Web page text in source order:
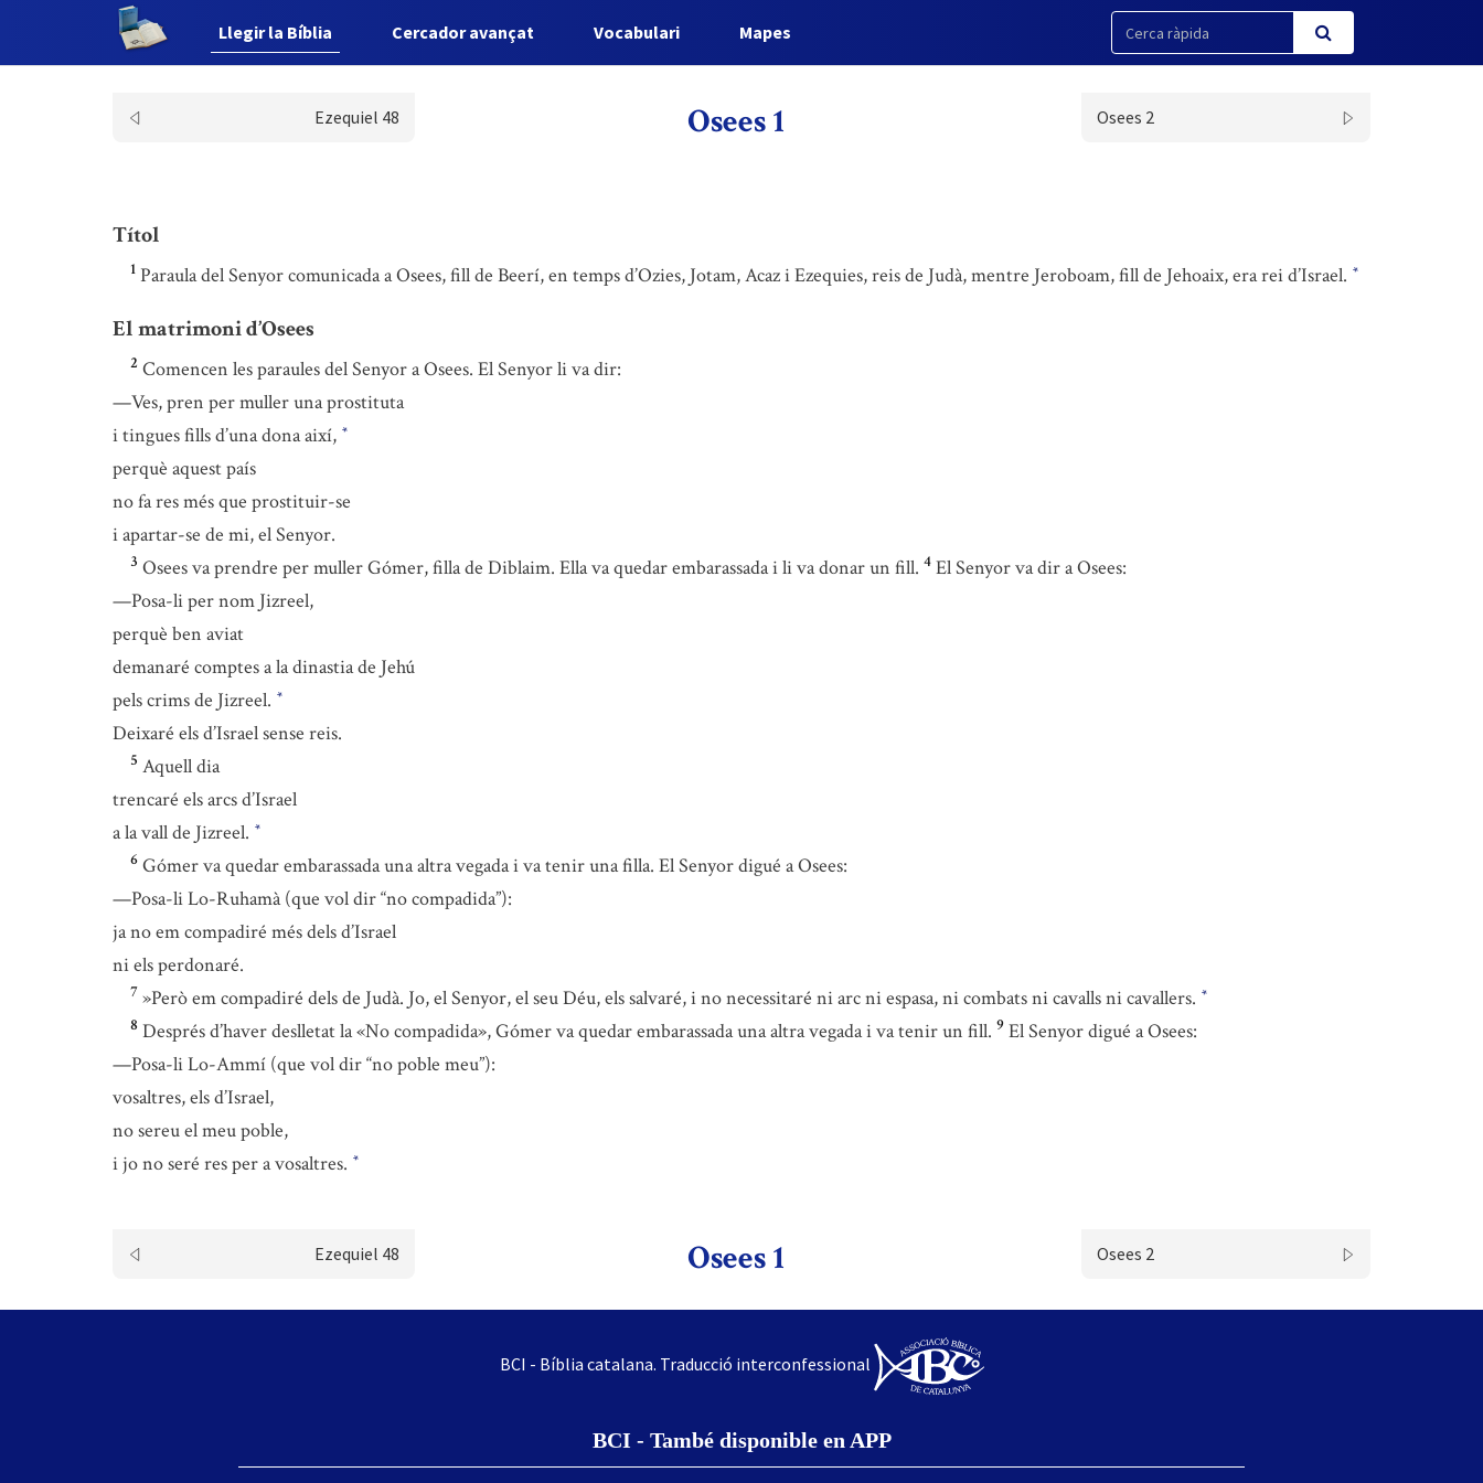
Llegir la Bíblia Cercador avançat Vocabulari Mapes
Ezequiel 48 Osees 1 Osees 2
Títol
1 Paraula del Senyor comunicada a Osees, fill de Beerí, en temps d’Ozies, Jotam, Acaz i Ezequies, reis de Judà, mentre Jeroboam, fill de Jehoaix, era rei d’Israel. *
El matrimoni d’Osees
2 Comencen les paraules del Senyor a Osees. El Senyor li va dir:
—Ves, pren per muller una prostituta
i tingues fills d’una dona així, *
perquè aquest país
no fa res més que prostituir-se
i apartar-se de mi, el Senyor.
3 Osees va prendre per muller Gómer, filla de Diblaim. Ella va quedar embarassada i li va donar un fill. 4 El Senyor va dir a Osees:
—Posa-li per nom Jizreel,
perquè ben aviat
demanaré comptes a la dinastia de Jehú
pels crims de Jizreel. *
Deixaré els d’Israel sense reis.
5 Aquell dia
trencaré els arcs d’Israel
a la vall de Jizreel. *
6 Gómer va quedar embarassada una altra vegada i va tenir una filla. El Senyor digué a Osees:
—Posa-li Lo-Ruhamà (que vol dir “no compadida”):
ja no em compadiré més dels d’Israel
ni els perdonaré.
7 »Però em compadiré dels de Judà. Jo, el Senyor, el seu Déu, els salvaré, i no necessitaré ni arc ni espasa, ni combats ni cavalls ni cavallers. *
8 Després d’haver deslletat la «No compadida», Gómer va quedar embarassada una altra vegada i va tenir un fill. 9 El Senyor digué a Osees:
—Posa-li Lo-Ammí (que vol dir “no poble meu”):
vosaltres, els d’Israel,
no sereu el meu poble,
i jo no seré res per a vosaltres. *
Ezequiel 48 Osees 1 Osees 2
BCI - Bíblia catalana. Traducció interconfessional
BCI - També disponible en APP